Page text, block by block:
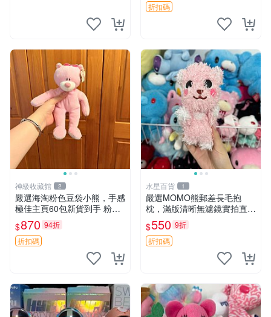
折扣碼
神級收藏館 2
嚴選海淘粉色豆袋小熊，手感
極佳主頁60包新貨到手 粉熊
豆袋 女孩豆袋熊
$870 94折
折扣碼
水星百貨 1
嚴選MOMO熊郵差長毛抱
枕，滿版清晰無濾鏡實拍直
銷。每周新品到貨，不容錯
過！ 郵差熊 長毛 抱枕
$550 9折
折扣碼